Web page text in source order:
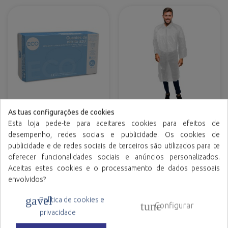
Luvas de nitrilo
Bata de polietileno fecho
frontal com colchete
Variedade de cores
As tuas configurações de cookies
Esta loja pede-te para aceitares cookies para efeitos de
desempenho, redes sociais e publicidade. Os cookies de
publicidade e de redes sociais de terceiros são utilizados para te
oferecer funcionalidades sociais e anúncios personalizados.
Aceitas estes cookies e o processamento de dados pessoais
envolvidos?
gavel
Política de cookies e
privacidade
tuneConfigurar